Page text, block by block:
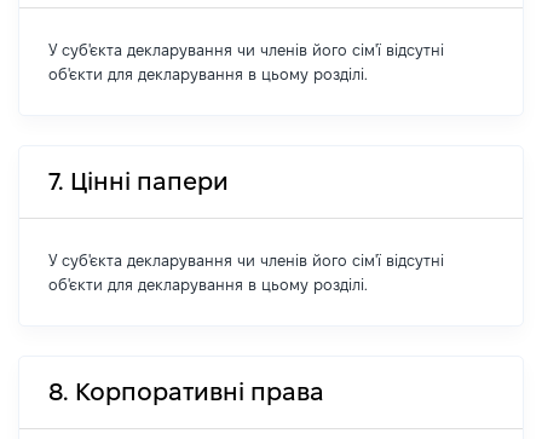
У суб'єкта декларування чи членів його сім'ї відсутні
об'єкти для декларування в цьому розділі.
7. Цінні папери
У суб'єкта декларування чи членів його сім'ї відсутні
об'єкти для декларування в цьому розділі.
8. Корпоративні права